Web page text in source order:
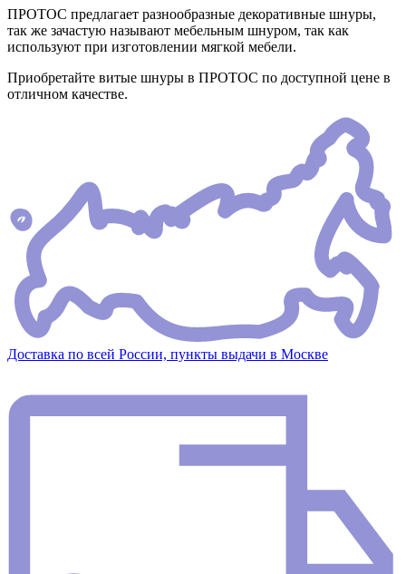
ПРОТОС предлагает разнообразные декоративные шнуры,
так же зачастую называют мебельным шнуром, так как
используют при изготовлении мягкой мебели.
Приобретайте витые шнуры в ПРОТОС по доступной цене в
отличном качестве.
Доставка по всей России, пункты выдачи в Москве